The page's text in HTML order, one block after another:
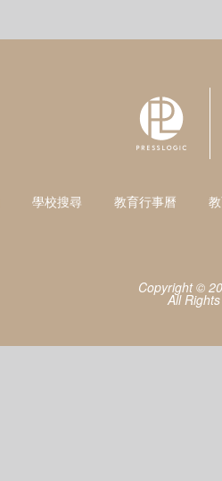
學校搜尋 教育行事曆
Copyright ©
All